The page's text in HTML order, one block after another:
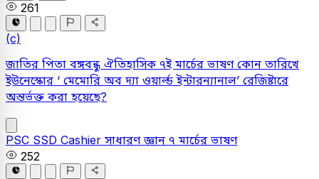
261
(c)
জাতির পিতা বঙ্গবন্ধু ঐতিহাসিক ৭ই মার্চের ভাষণ কোন তারিখে
ইউনেস্কোর ‘ মেমোরি অব দ্যা ওয়ার্ল্ড ইন্টারন্যানাল’ রেজিষ্টারে
অন্তর্ভক্ত করা হয়েছে?
PSC SSD Cashier সাধারণ জ্ঞান ৭ মার্চের ভাষণ
252